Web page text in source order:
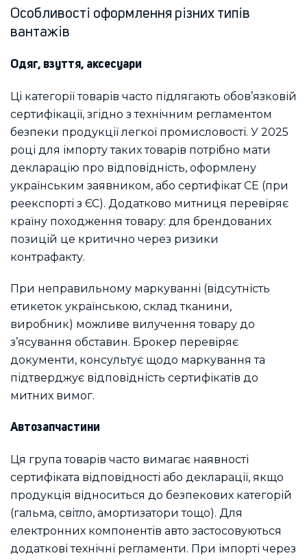
Особливості оформлення різних типів
вантажів
Одяг, взуття, аксесуари
Ці категорії товарів часто підлягають обов’язковій
сертифікації, згідно з технічним регламентом
безпеки продукції легкої промисловості. У 2025
році для імпорту таких товарів потрібно мати
декларацію про відповідність, оформлену
українським заявником, або сертифікат CE (при
реекспорті з ЄС). Додатково митниця перевіряє
країну походження товару: для брендованих
позицій це критично через ризики
контрафакту.
При неправильному маркуванні (відсутність
етикеток українською, склад тканини,
виробник) можливе вилучення товару до
з’ясування обставин. Брокер перевіряє
документи, консультує щодо маркування та
підтверджує відповідність сертифікатів до
митних вимог.
Автозапчастини
Ця група товарів часто вимагає наявності
сертифіката відповідності або декларації, якщо
продукція відноситься до безпекових категорій
(гальма, світло, амортизатори тощо). Для
електронних компонентів авто застосовуються
додаткові технічні регламенти. При імпорті через